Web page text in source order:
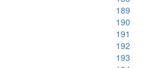
189
190
191
192
193